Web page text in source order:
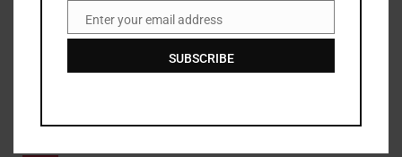
EmailEnter your email address
SUBSCRIBE